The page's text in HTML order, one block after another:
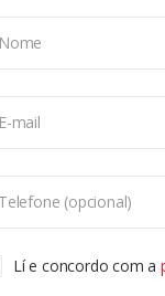
Nome
E-mail
Telefone (opcional)
Lí e concordo com a
Para saber mais